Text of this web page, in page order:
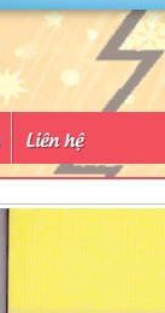
Liên hệ